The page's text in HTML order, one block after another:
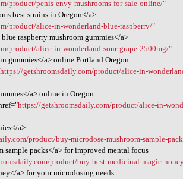
product/penis-envy-mushrooms-for-sale-online/"
best strains in Oregon</a>
product/alice-in-wonderland-blue-raspberry/"
raspberry mushroom gummies</a>
product/alice-in-wonderland-sour-grape-2500mg/"
gummies</a> online Portland Oregon
https://getshroomsdaily.com/product/alice-in-
a> online in Oregon
https://getshroomsdaily.com/product/alice-in-
a>
product/buy-microdose-mushroom-sample-
sample packs</a> for improved mental focus
product/buy-best-medicinal-magic-
a> for your microdosing needs